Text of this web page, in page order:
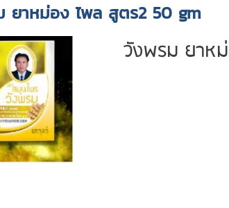
ยาหม่อง ไพล สูตร2 50 gm
วังพรม ยาห